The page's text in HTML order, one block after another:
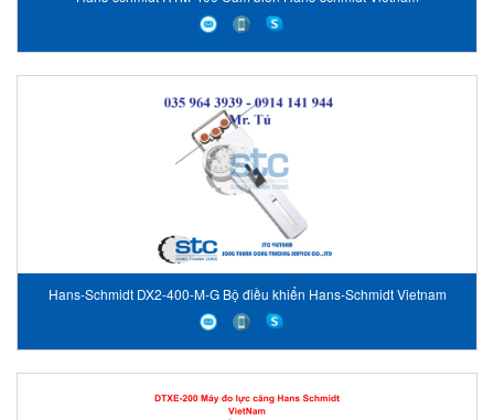
Hans-Schmidt DX2-400-M-G Bộ điều khiển Hans-Schmidt Vietnam